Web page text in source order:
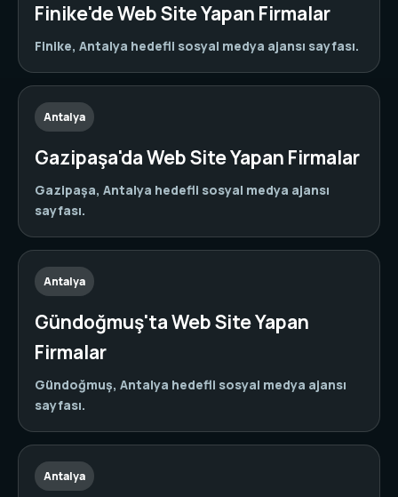
Finike'de Web Site Yapan Firmalar
Finike, Antalya hedefli sosyal medya ajansı sayfası.
Antalya
Gazipaşa'da Web Site Yapan Firmalar
Gazipaşa, Antalya hedefli sosyal medya ajansı
sayfası.
Antalya
Gündoğmuş'ta Web Site Yapan
Firmalar
Gündoğmuş, Antalya hedefli sosyal medya ajansı
sayfası.
Antalya